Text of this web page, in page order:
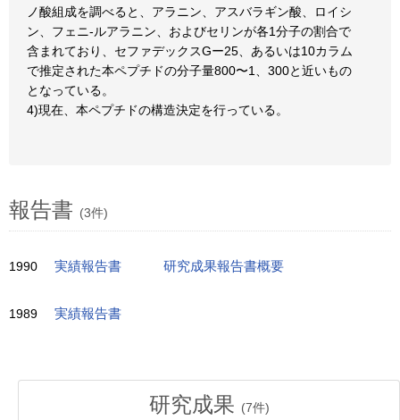
ノ酸組成を調べると、アラニン、アスバラギン酸、ロイシ
ン、フェニ-ルアラニン、およびセリンが各1分子の割合で
含まれており、セファデックスGー25、あるいは10カラム
で推定された本ペプチドの分子量800〜1、300と近いもの
となっている。
4)現在、本ペプチドの構造決定を行っている。
報告書 (3件)
1990 実績報告書 研究成果報告書概要
1989 実績報告書
研究成果 (7件)